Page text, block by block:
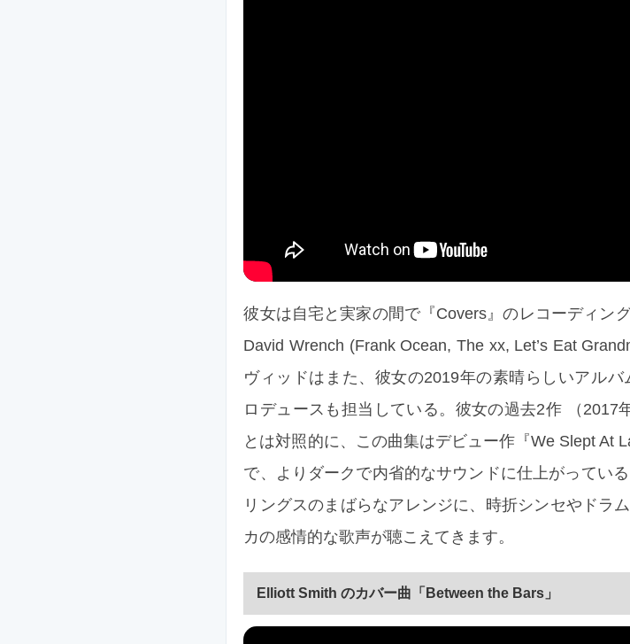
彼女は自宅と実家の間で『Covers』のレコーディン
David Wrench (Frank Ocean, The xx, Let’s Eat
ヴィッドはまた、彼女の2019年の素晴らしいアル
ロデュースも担当している。彼女の過去2作 （2017
とは対照的に、この曲集はデビュー作『We Slept At
で、よりダークで内省的なサウンドに仕上がってい
リングスのまばらなアレンジに、時折シンセやドラ
カの感情的な歌声が聴こえてきます。
Elliott Smith のカバー曲「Between the Bars」